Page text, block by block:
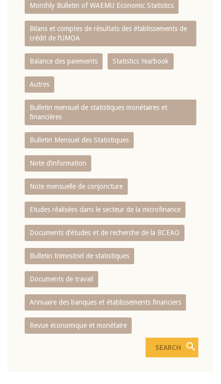
Monthly Bulletin of WAEMU Economic Statistics
Bilans et comptes de résultats des établissements de
crédit de l‘UMOA
Balance des paiements Statistics Yearbook
Autres
Bulletin mensuel de statistiques monétaires et
financières
Bulletin Mensuel des Statistiques
Note d’information
Note mensuelle de conjoncture
Etudes réalisées dans le secteur de la microfinance
Documents d’études et de recherche de la BCEAO
Bulletin trimestriel de statistiques
Documents de travail
Annuaire des banques et établissements financiers
Revue économique et monétaire